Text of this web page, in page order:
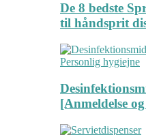
De 8 bedste
til håndsprit
Personlig hygiejne
[Anmeldelse